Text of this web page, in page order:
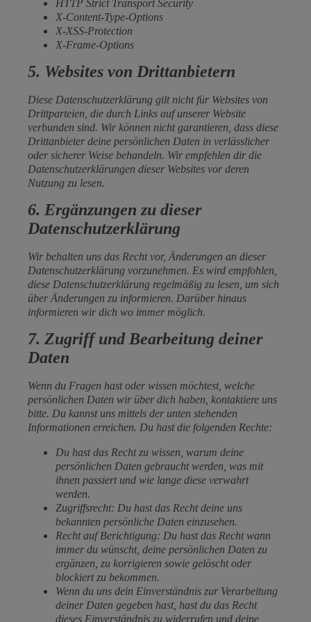
HTTP Strict Transport Security
X-Content-Type-Options
X-XSS-Protection
X-Frame-Options
5. Websites von Drittanbietern
Diese Datenschutzerklärung gilt nicht für Websites von
Drittparteien, die durch Links auf unserer Website
verbunden sind. Wir können nicht garantieren, dass diese
Drittanbieter deine persönlichen Daten in verlässlicher
oder sicherer Weise behandeln. Wir empfehlen dir die
Datenschutzerklärungen dieser Websites vor deren
Nutzung zu lesen.
6. Ergänzungen zu dieser
Datenschutzerklärung
Wir behalten uns das Recht vor, Änderungen an dieser
Datenschutzerklärung vorzunehmen. Es wird empfohlen,
diese Datenschutzerklärung regelmäßig zu lesen, um sich
über Änderungen zu informieren. Darüber hinaus
informieren wir dich wo immer möglich.
7. Zugriff und Bearbeitung deiner
Daten
Wenn du Fragen hast oder wissen möchtest, welche
persönlichen Daten wir über dich haben, kontaktiere uns
bitte. Du kannst uns mittels der unten stehenden
Informationen erreichen. Du hast die folgenden Rechte:
Du hast das Recht zu wissen, warum deine
persönlichen Daten gebraucht werden, was mit
ihnen passiert und wie lange diese verwahrt
werden.
Zugriffsrecht: Du hast das Recht deine uns
bekannten persönliche Daten einzusehen.
Recht auf Berichtigung: Du hast das Recht wann
immer du wünscht, deine persönlichen Daten zu
ergänzen, zu korrigieren sowie gelöscht oder
blockiert zu bekommen.
Wenn du uns dein Einverständnis zur Verarbeitung
deiner Daten gegeben hast, hast du das Recht
dieses Einverständnis zu widerrufen und deine